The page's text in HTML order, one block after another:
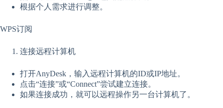
根据个人需求进行调整。
WPS订阅
连接远程计算机
打开AnyDesk，输入远程计算机的ID或IP地址。
点击“连接”或“Connect”尝试建立连接。
如果连接成功，就可以远程操作另一台计算机了。